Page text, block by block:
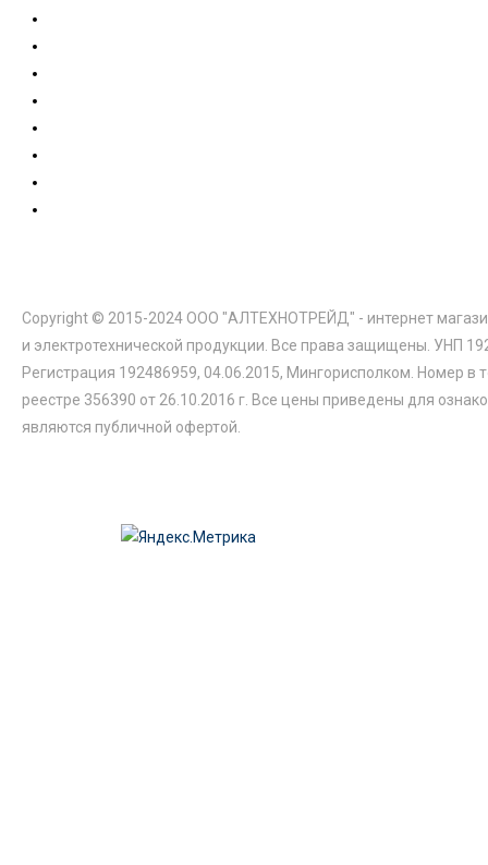
Copyright © 2015-2024 ООО "АЛТЕХНОТРЕЙД" - интернет
и электротехнической продукции. Все права защищены. УНП
Регистрация 192486959, 04.06.2015, Мингорисполком. Номер в
реестре 356390 от 26.10.2016 г. Все цены приведены для
являются публичной офертой.